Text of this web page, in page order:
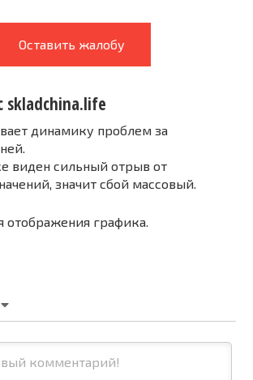
Оставить жалобу
skladchina.life
динамику проблем за
виден сильный отрыв от
значит сбой массовый.
отображения графика.